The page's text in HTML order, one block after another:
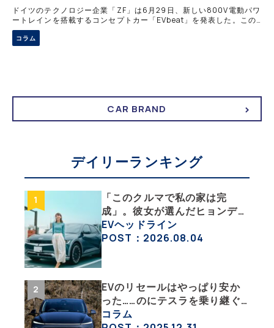
ドイツのテクノロジー企業「ZF」は6月29日、新しい800V電動パワ
ートレインを搭載するコンセプトカー「EVbeat」を発表した。この
コンセプトカー、ポルシェ・タイカンをベースに大幅なトルクアップ
や航続距離の延長を実現し
コラム
CAR BRAND
デイリーランキング
「このクルマで私の家は完
成」。彼女が選んだヒョンデ
「IONIQ 5」の「エネルギーハ
ック」な生活【ななみんEVレ
EVヘッドライン
POST：2026.08.04
EVのリセールはやっぱり安か
った……のにテスラを乗り継ぐ
ってどういうこと？ 【テスラ
コラム